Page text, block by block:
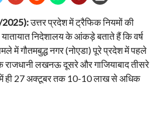
उत्तर प्रदेश में ट्रैफिक नियमों की
निदेशालय के आंकड़े बताते हैं कि वर्ष
में गौतमबुद्ध नगर (नोएडा) पूरे प्रदेश में पहले
राजधानी लखनऊ दूसरे और गाजियाबाद तीसरे
में ही 27 अक्टूबर तक 10-10 लाख से अधिक